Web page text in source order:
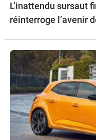
L’inattendu sursaut
réinterroge l’avenir